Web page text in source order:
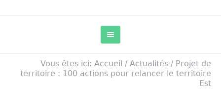
Vous êtes ici: Accueil / Actualités / Projet de
territoire : 100 actions pour relancer le territoire
Est